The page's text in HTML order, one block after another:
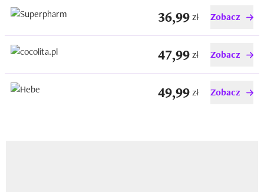
36,99zł Zobacz
47,99zł Zobacz
49,99zł Zobacz